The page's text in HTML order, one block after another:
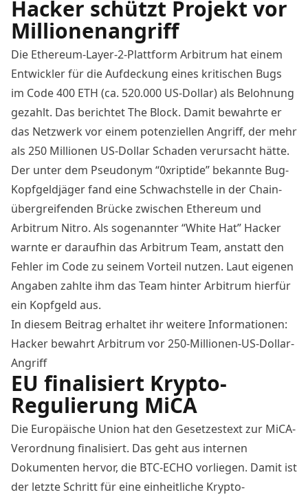
Hacker schützt Projekt vor
Millionenangriff
Die Ethereum-Layer-2-Plattform Arbitrum hat einem
Entwickler für die Aufdeckung eines kritischen Bugs
im Code 400 ETH (ca. 520.000 US-Dollar) als Belohnung
gezahlt. Das berichtetThe Block. Damit bewahrte er
das Netzwerk vor einem potenziellen Angriff, der mehr
als 250 Millionen US-Dollar Schaden verursacht hätte.
Der unter dem Pseudonym “0xriptide” bekannte Bug-
Kopfgeldjäger fand eine Schwachstelle in der Chain-
übergreifenden Brücke zwischen Ethereum und
Arbitrum Nitro. Als sogenannter “White Hat” Hacker
warnte er daraufhin das Arbitrum Team, anstatt den
Fehler im Code zu seinem Vorteil nutzen. Laut eigenen
Angaben zahlte ihm das Team hinter Arbitrum hierfür
ein Kopfgeld aus.
In diesem Beitrag erhaltet ihr weitere Informationen:
Hacker bewahrt Arbitrum vor 250-Millionen-US-Dollar-
Angriff
EU finalisiert Krypto-
Regulierung MiCA
Die Europäische Union hat den Gesetzestext zur MiCA-
Verordnung finalisiert. Das geht aus internen
Dokumenten hervor, die BTC-ECHO vorliegen. Damit ist
der letzte Schritt für eine einheitliche Krypto-